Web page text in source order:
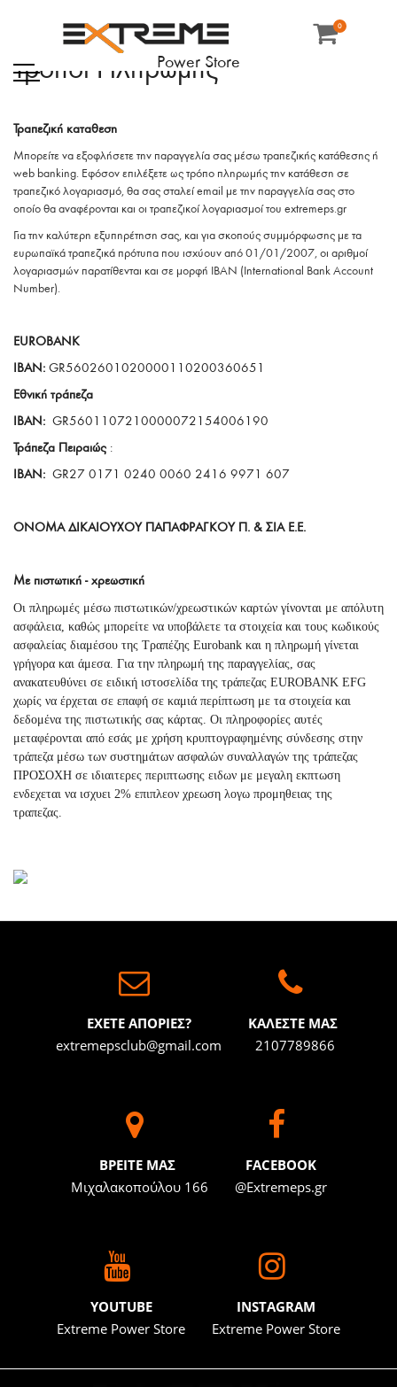
Power Store
0
Τρόποι Πληρωμής
Τραπεζική καταθεση
Μπορείτε να εξοφλήσετε την παραγγελία σας μέσω τραπεζικής κατάθεσης ή
web banking. Εφόσον επιλέξετε ως τρόπο πληρωμής την κατάθεση σε
τραπεζικό λογαριασμό, θα σας σταλεί email με την παραγγελία σας στο
οποίο θα αναφέρονται και οι τραπεζικοί λογαριασμοί του extremeps.gr
Για την καλύτερη εξυπηρέτηση σας, και για σκοπούς συμμόρφωσης με τα
ευρωπαϊκά τραπεζικά πρότυπα που ισχύουν από 01/01/2007, οι αριθμοί
λογαριασμών παρατίθενται και σε μορφή IBAN (International Bank Account
Number).
EUROBANK
IBAN: GR5602601020000110200360651
Εθνική τράπεζα
IBAN: GR5601107210000072154006190
Τράπεζα Πειραιώς:
IBAN: GR27 0171 0240 0060 2416 9971 607
ΟΝΟΜΑ ΔΙΚΑΙΟΥΧΟΥ ΠΑΠΑΦΡΑΓΚΟΥ Π. & ΣΙΑ Ε.Ε.
Mε πιστωτική - χρεωστική
Οι πληρωμές μέσω πιστωτικών/χρεωστικών καρτών γίνονται με απόλυτη
ασφάλεια, καθώς μπορείτε να υποβάλετε τα στοιχεία και τους κωδικούς
ασφαλείας διαμέσου της Τραπέζης Eurobank και η πληρωμή γίνεται
γρήγορα και άμεσα. Για την πληρωμή της παραγγελίας, σας
ανακατευθύνει σε ειδική ιστοσελίδα της τράπεζας EUROBANK EFG
χωρίς να έρχεται σε επαφή σε καμιά περίπτωση με τα στοιχεία και
δεδομένα της πιστωτικής σας κάρτας. Οι πληροφορίες αυτές
μεταφέρονται από εσάς με χρήση κρυπτογραφημένης σύνδεσης στην
τράπεζα μέσω των συστημάτων ασφαλών συναλλαγών της τράπεζας
ΠΡΟΣΟΧΗ σε ιδιαιτερες περιπτωσης ειδων με μεγαλη εκπτωση
ενδεχεται να ισχυει 2% επιπλεον χρεωση λογω προμηθειας της
τραπεζας.
ΕΧΕΤΕ ΑΠΟΡΙΕΣ?
extremepsclub@gmail.com
ΚΑΛΕΣΤΕ ΜΑΣ
2107789866
BΡΕΙΤΕ ΜΑΣ
Μιχαλακοπούλου 166
FACEBOOK
@Extremeps.gr
YOUTUBE
Extreme Power Store
INSTAGRAM
Extreme Power Store